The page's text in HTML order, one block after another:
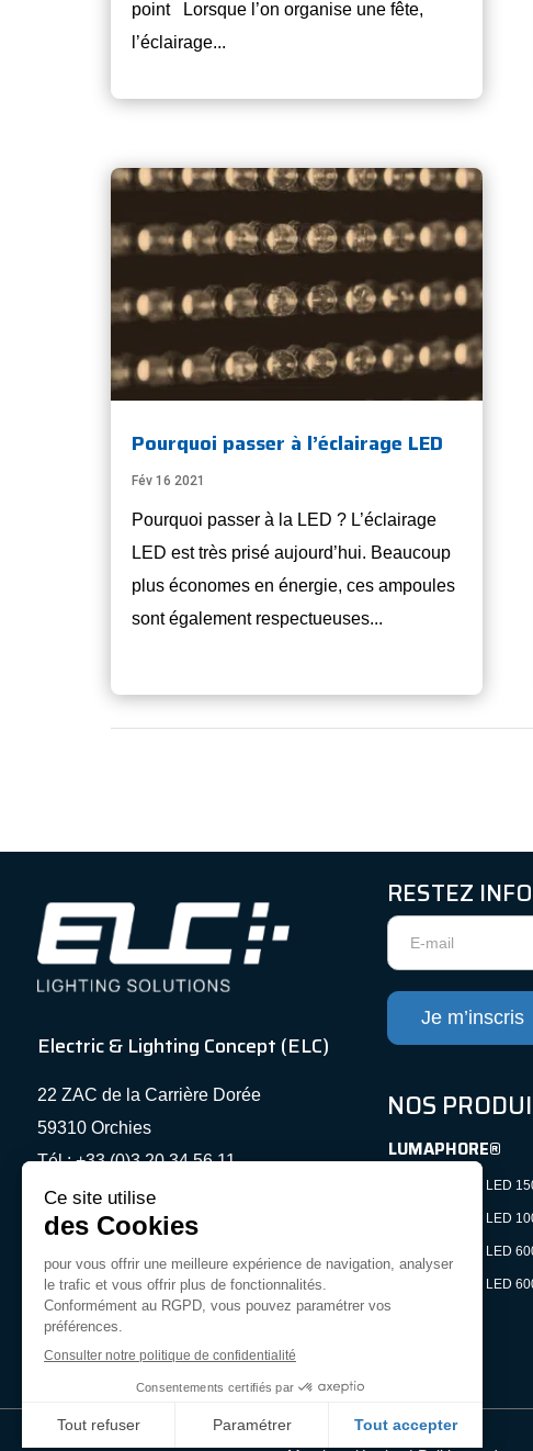
point Lorsque l’on organise une fête,
l’éclairage...
Pourquoi passer à l’éclairage LED
Fév 16 2021
Pourquoi passer à la LED ? L’éclairage
LED est très prisé aujourd’hui. Beaucoup
plus économes en énergie, ces ampoules
sont également respectueuses...
Electric & Lighting Concept (ELC)
22 ZAC de la Carrière Dorée
59310 Orchies
Tél : +33 (0)3 20 34 56 11
Mail : contact@elc-france.com
SUIVEZ-NOUS
RESTEZ
Newsletter
Je m’inscris
NOS
LUMAPHORE®
LUMAPHORE® LED
LUMAPHORE® LED
LUMAPHORE® LED
LUMAPHORE® LED